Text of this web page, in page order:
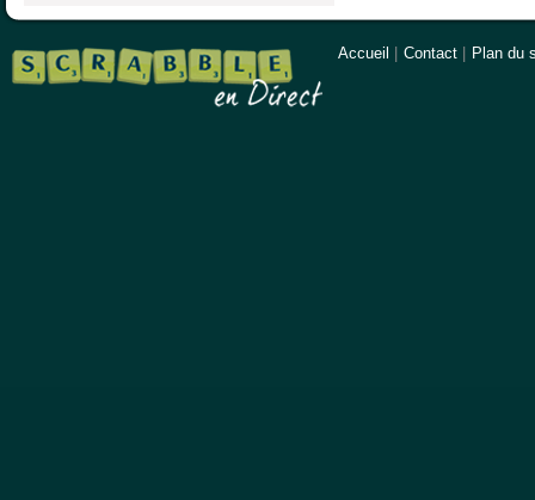
Accueil Contact Plan du